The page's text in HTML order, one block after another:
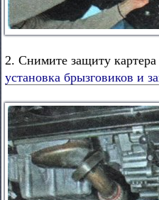
2. Снимите защиту картера
установка брызговиков и